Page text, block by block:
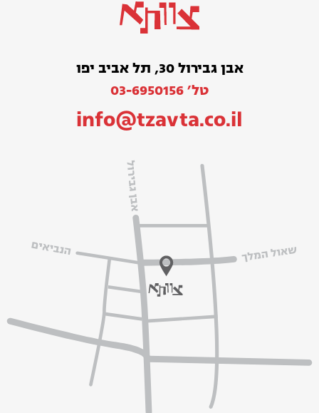
אבן גבירול 30, תל אביב יפו
טל׳ 03-6950156
info@tzavta.co.il